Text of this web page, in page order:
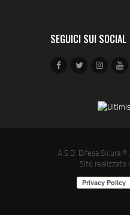
SEGUICI SUI SOCIAL
A.S.D. Difesa Sicura ©
Sito realizzato